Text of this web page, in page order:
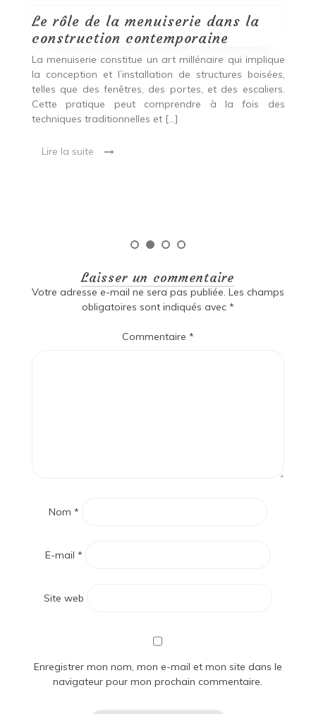
Le rôle de la menuiserie dans la
construction contemporaine
La menuiserie constitue un art millénaire qui implique
la conception et l’installation de structures boisées,
telles que des fenêtres, des portes, et des escaliers.
Cette pratique peut comprendre à la fois des
techniques traditionnelles et […]
Lire la suite
Laisser un commentaire
Votre adresse e-mail ne sera pas publiée. Les champs
obligatoires sont indiqués avec *
Commentaire *
Nom *
E-mail *
Site web
Enregistrer mon nom, mon e-mail et mon site dans le
navigateur pour mon prochain commentaire.